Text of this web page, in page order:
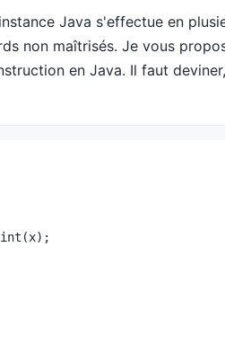
Java s'effectue en
non maîtrisés. Je vous
en Java. Il faut